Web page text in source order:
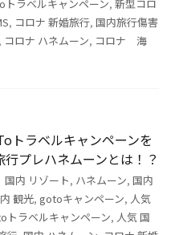
トラベルキャンペーン, 新型コロ
, コロナ 新婚旅行, 国内旅行傷害
, コロナ ハネムーン, コロナ 海
トラベルキャンペーンを
プレハネムーンとは！？
国内 リゾート, ハネムーン, 国内
観光, gotoキャンペーン, 人気
トラベルキャンペーン, 人気 国